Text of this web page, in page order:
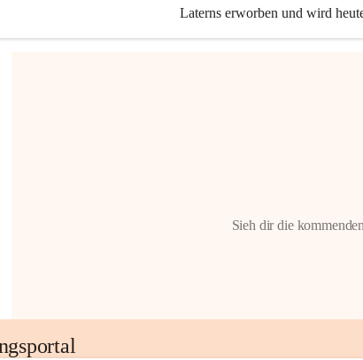
Laterns erworben und wird
Sieh dir die